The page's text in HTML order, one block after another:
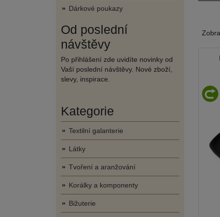
Dárkové poukazy
Od poslední
návštěvy
Po přihlášení zde uvidíte novinky od
Vaší poslední návštěvy. Nové zboží,
slevy, inspirace.
Kategorie
Textilní galanterie
Látky
Tvoření a aranžování
Korálky a komponenty
Bižuterie